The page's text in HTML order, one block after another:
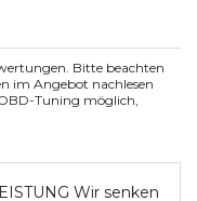
Bitte beachten
im Angebot nachlesen
Tuning möglich,
Wir senken